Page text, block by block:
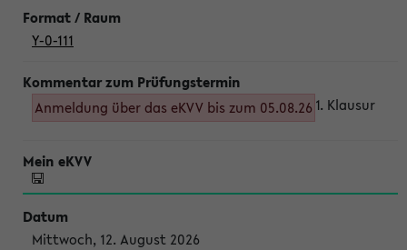
Y-0-111
Anmeldung über das eKVV bis zum 05.08.26 1. Klausur
Mittwoch, 12. August 2026